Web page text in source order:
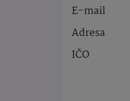
E-mail
Adresa
IČO